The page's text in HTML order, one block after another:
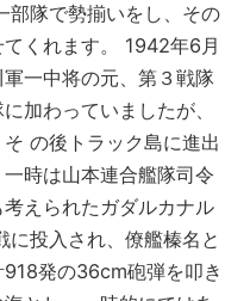
部隊で勢揃いをし、その
くれます。 1942年6月
一中将の元、第３戦隊
加わっていましたが、
の後トラック島に進出
時は山本連合艦隊司令
えられたガダルカナル
投入され、僚艦榛名と
発の36cm砲弾を叩き